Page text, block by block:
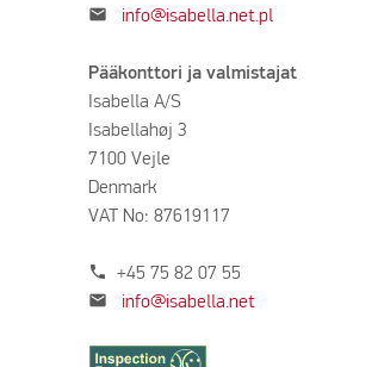
mail info@isabella.net.pl
Pääkonttori ja valmistajat
Isabella A/S
Isabellahøj 3
7100 Vejle
Denmark
VAT No: 87619117
phone +45 75 82 07 55
mail info@isabella.net